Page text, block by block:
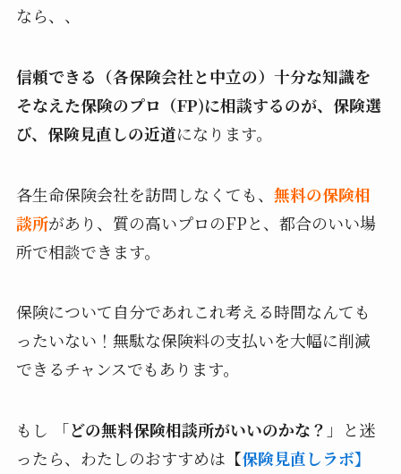
なら、、
信頼できる（各保険会社と中立の）十分な知識を
そなえた保険のプロ（FP)に相談するのが、保険選
び、保険見直しの近道になります。
各生命保険会社を訪問しなくても、 無料の保険相
談所があり、質の高いプロのFPと、都合のいい場
所で相談できます。
保険について自分であれこれ考える時間なんても
ったいない！無駄な保険料の支払いを大幅に削減
できるチャンスでもあります。
もし 「どの無料保険相談所がいいのかな？ 」と迷
ったら、わたしのおすすめは【保険見直しラボ】